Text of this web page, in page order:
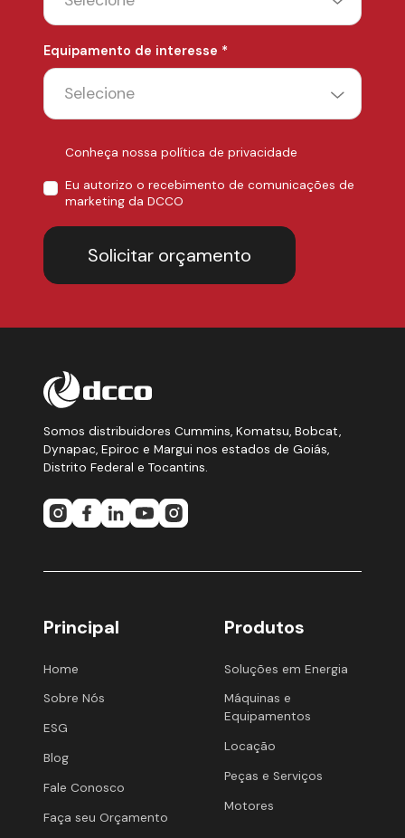
Equipamento de interesse *
Conheça nossa política de privacidade
Eu autorizo o recebimento de comunicações de
marketing da DCCO
Solicitar orçamento
Somos distribuidores Cummins, Komatsu, Bobcat,
Dynapac, Epiroc e Margui nos estados de Goiás,
Distrito Federal e Tocantins.
Principal
Home
Sobre Nós
ESG
Blog
Fale Conosco
Faça seu Orçamento
Produtos
Soluções em Energia
Máquinas e
Equipamentos
Locação
Peças e Serviços
Motores